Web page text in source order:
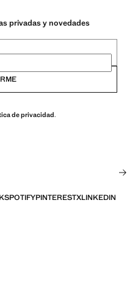
privadas y novedades
de privacidad.
SPOTIFYPINTERESTXLINKEDIN